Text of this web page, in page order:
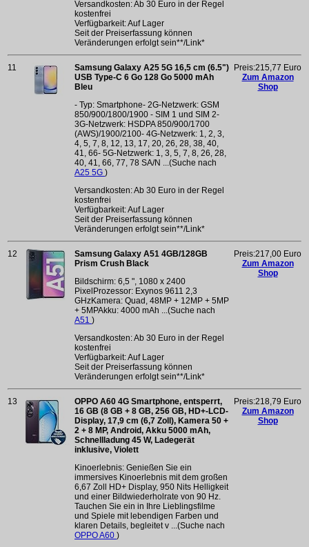
Versandkosten: Ab 30 Euro in der Regel
kostenfrei
Verfügbarkeit: Auf Lager
Seit der Preiserfassung können
Veränderungen erfolgt sein**/Link*
11
Samsung Galaxy A25 5G 16,5 cm (6.5")
USB Type-C 6 Go 128 Go 5000 mAh
Bleu
- Typ: Smartphone- 2G-Netzwerk: GSM
850/900/1800/1900 - SIM 1 und SIM 2-
3G-Netzwerk: HSDPA 850/900/1700
(AWS)/1900/2100- 4G-Netzwerk: 1, 2, 3,
4, 5, 7, 8, 12, 13, 17, 20, 26, 28, 38, 40,
41, 66- 5G-Netzwerk: 1, 3, 5, 7, 8, 26, 28,
40, 41, 66, 77, 78 SA/N ...(Suche nach
A25 5G )
Versandkosten: Ab 30 Euro in der Regel
kostenfrei
Verfügbarkeit: Auf Lager
Seit der Preiserfassung können
Veränderungen erfolgt sein**/Link*
Preis:215,77 Euro
Zum Amazon
Shop
12
Samsung Galaxy A51 4GB/128GB
Prism Crush Black
Bildschirm: 6,5 ", 1080 x 2400
PixelProzessor: Exynos 9611 2,3
GHzKamera: Quad, 48MP + 12MP + 5MP
+ 5MPAkku: 4000 mAh ...(Suche nach
A51 )
Versandkosten: Ab 30 Euro in der Regel
kostenfrei
Verfügbarkeit: Auf Lager
Seit der Preiserfassung können
Veränderungen erfolgt sein**/Link*
Preis:217,00 Euro
Zum Amazon
Shop
13
OPPO A60 4G Smartphone, entsperrt,
16 GB (8 GB + 8 GB, 256 GB, HD+-LCD-
Display, 17,9 cm (6,7 Zoll), Kamera 50 +
2 + 8 MP, Android, Akku 5000 mAh,
Schnellladung 45 W, Ladegerät
inklusive, Violett
Kinoerlebnis: Genießen Sie ein
immersives Kinoerlebnis mit dem großen
6,67 Zoll HD+ Display, 950 Nits Helligkeit
und einer Bildwiederholrate von 90 Hz.
Tauchen Sie ein in Ihre Lieblingsfilme
und Spiele mit lebendigen Farben und
klaren Details, begleitet v ...(Suche nach
OPPO A60 )
Preis:218,79 Euro
Zum Amazon
Shop